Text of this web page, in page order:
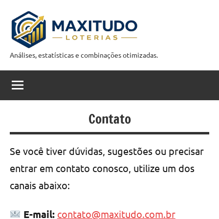
para
conteúdo
M
a
x
t
u
d
o
C
Análises, estatísticas e combinações otimizadas.
Contato
Se você tiver dúvidas, sugestões ou precisar
entrar em contato conosco, utilize um dos
canais abaixo:
E-mail: contato@maxitudo.com.br